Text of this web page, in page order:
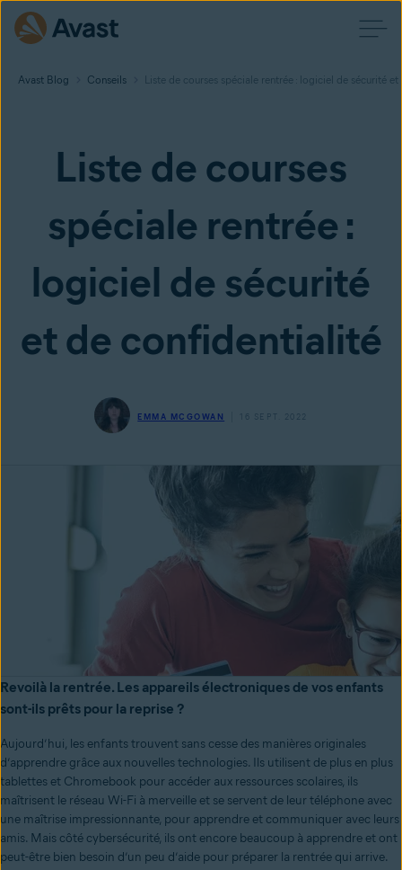
Avast Blog Conseils Liste de courses spéciale rentrée : logiciel de sécurité
Liste de courses
spéciale rentrée :
logiciel de sécurité
et de confidentialité
EMMA MCGOWAN 16 SEPT. 2022
Revoilà la rentrée. Les appareils électroniques de vos enfants
sont-ils prêts pour la reprise ?
Aujourd’hui, les enfants trouvent sans cesse des manières originales
d’apprendre grâce aux nouvelles technologies. Ils utilisent de plus en plus
tablettes et Chromebook pour accéder aux ressources scolaires, ils
maîtrisent le réseau Wi-Fi à merveille et se servent de leur téléphone avec
une maîtrise impressionnante, pour apprendre et communiquer avec leurs
amis. Mais côté cybersécurité, ils ont encore beaucoup à apprendre et ont
peut-être bien besoin d’un peu d’aide pour préparer la rentrée qui arrive.